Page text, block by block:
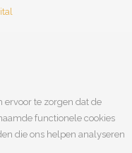
ervoor te zorgen dat de
functionele cookies
die ons helpen analyseren